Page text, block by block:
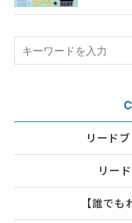
リード
リー
【誰でも